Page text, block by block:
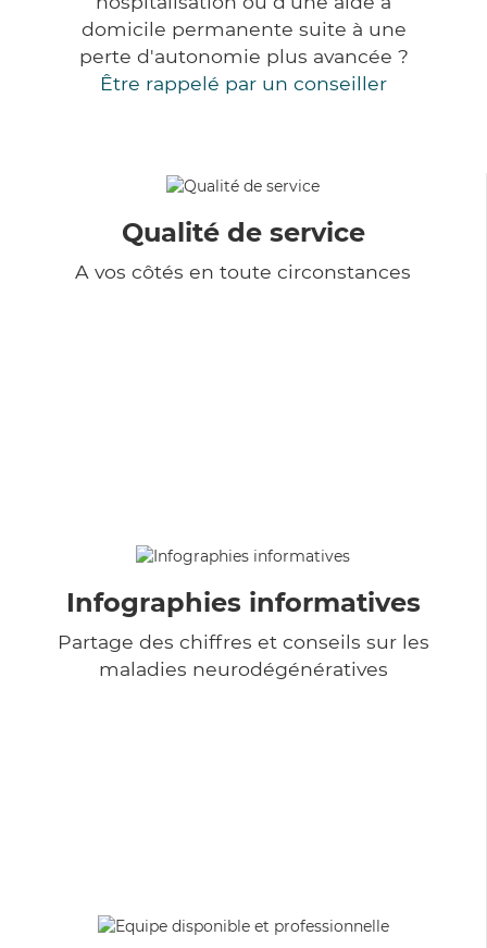
domicile permanente suite à une
perte d'autonomie plus avancée ?
Être rappelé par un conseiller
Qualité de service
A vos côtés en toute circonstances
Infographies informatives
Partage des chiffres et conseils sur les
maladies neurodégénératives